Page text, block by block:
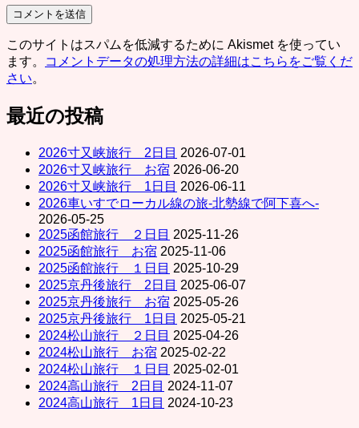
このサイトはスパムを低減するために Akismet を使ってい
ます。
コメントデータの処理方法の詳細はこちらをご覧くだ
さい。
最近の投稿
2026寸又峡旅行 2日目 2026-07-01
2026寸又峡旅行 お宿 2026-06-20
2026寸又峡旅行 1日目 2026-06-11
2026車いすでローカル線の旅-北勢線で阿下喜へ-
2026-05-25
2025函館旅行 ２日目 2025-11-26
2025函館旅行 お宿 2025-11-06
2025函館旅行 １日目 2025-10-29
2025京丹後旅行 2日目 2025-06-07
2025京丹後旅行 お宿 2025-05-26
2025京丹後旅行 1日目 2025-05-21
2024松山旅行 ２日目 2025-04-26
2024松山旅行 お宿 2025-02-22
2024松山旅行 １日目 2025-02-01
2024高山旅行 2日目 2024-11-07
2024高山旅行 1日目 2024-10-23